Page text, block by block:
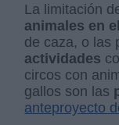
La limitación
animales en
de caza, o las
actividades
circos con
gallos son las
anteproyecto